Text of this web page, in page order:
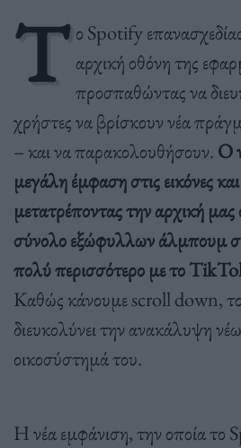
Τ ο Spotify
αρχική οθόνη της
προσπαθώντας να
χρήστες να βρίσκουν νέα
– και να παρακολουθήσουν. Ο
μεγάλη έμφαση στις εικόνες
μετατρέποντας την αρχική
σύνολο εξώφυλλων άλμπουμ
πολύ περισσότερο με το
Καθώς κάνουμε scroll down,
διευκολύνει την ανακάλυψη
οικοσύστημά του.
Η νέα εμφάνιση, την οποία το